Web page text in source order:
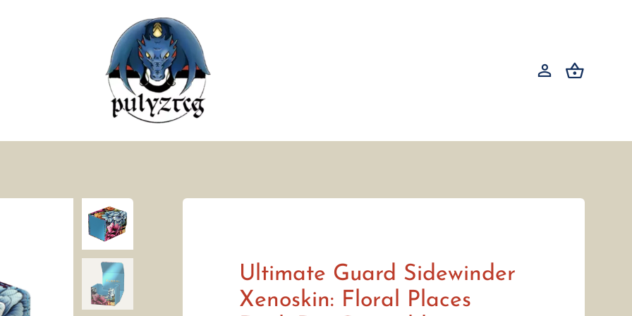
Ultimate Guard Sidewinder
Xenoskin: Floral Places